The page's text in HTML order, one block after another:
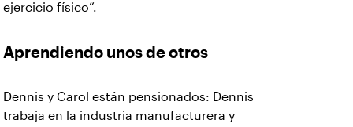
ejercicio físico”.
Aprendiendo unos de otros
Dennis y Carol están pensionados: Dennis
trabaja en la industria manufacturera y